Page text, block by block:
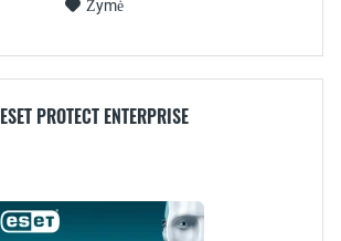
Žymė
ESET PROTECT ENTERPRISE